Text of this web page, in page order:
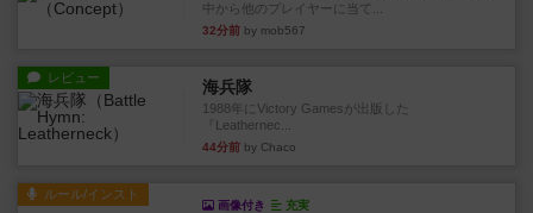
中から他のプレイヤーに当て...
32分前 by mob567
レビュー 海兵隊
1988年にVictory Gamesが出版した
『Leathernec...
44分前 by Chaco
ルール/インスト
画像付き 充実